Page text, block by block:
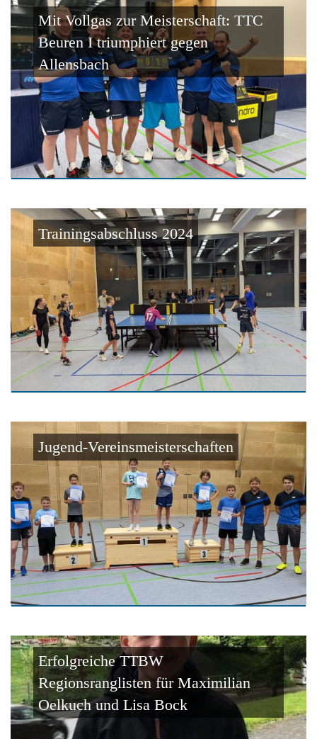
Mit Vollgas zur Meisterschaft: TTC
Beuren I triumphiert gegen
Allensbach
Trainingsabschluss 2024
Jugend-Vereinsmeisterschaften
Erfolgreiche TTBW
Regionsranglisten für Maximilian
Oelkuch und Lisa Bock